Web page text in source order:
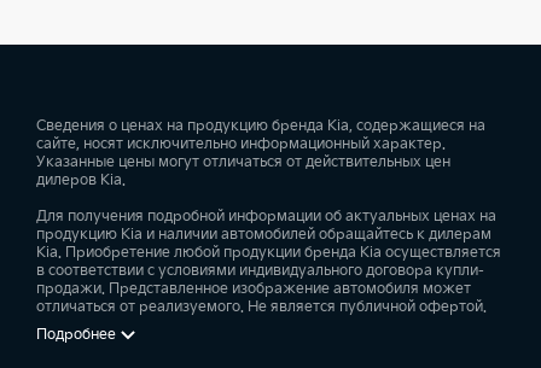
Сведения о ценах на продукцию бренда Kia, содержащиеся на
сайте, носят исключительно информационный характер.
Указанные цены могут отличаться от действительных цен
дилеров Kia.
Для получения подробной информации об актуальных ценах на
продукцию Kia и наличии автомобилей обращайтесь к дилерам
Kia. Приобретение любой продукции бренда Kia осуществляется
в соответствии с условиями индивидуального договора купли-
продажи. Представленное изображение автомобиля может
отличаться от реализуемого. Не является публичной офертой.
Подробнее